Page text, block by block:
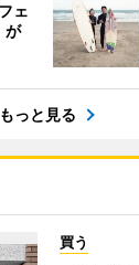
ェ
が
もっと見る
買う